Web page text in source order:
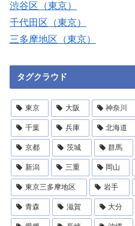
渋谷区（東京）
千代田区（東京）
三多摩地区（東京）
タグクラウド
東京 大阪 神奈川
千葉 兵庫 北海道
京都 茨城 群馬
新潟 三重 岡山
東京三多摩地区 岩手
青森 滋賀 大分